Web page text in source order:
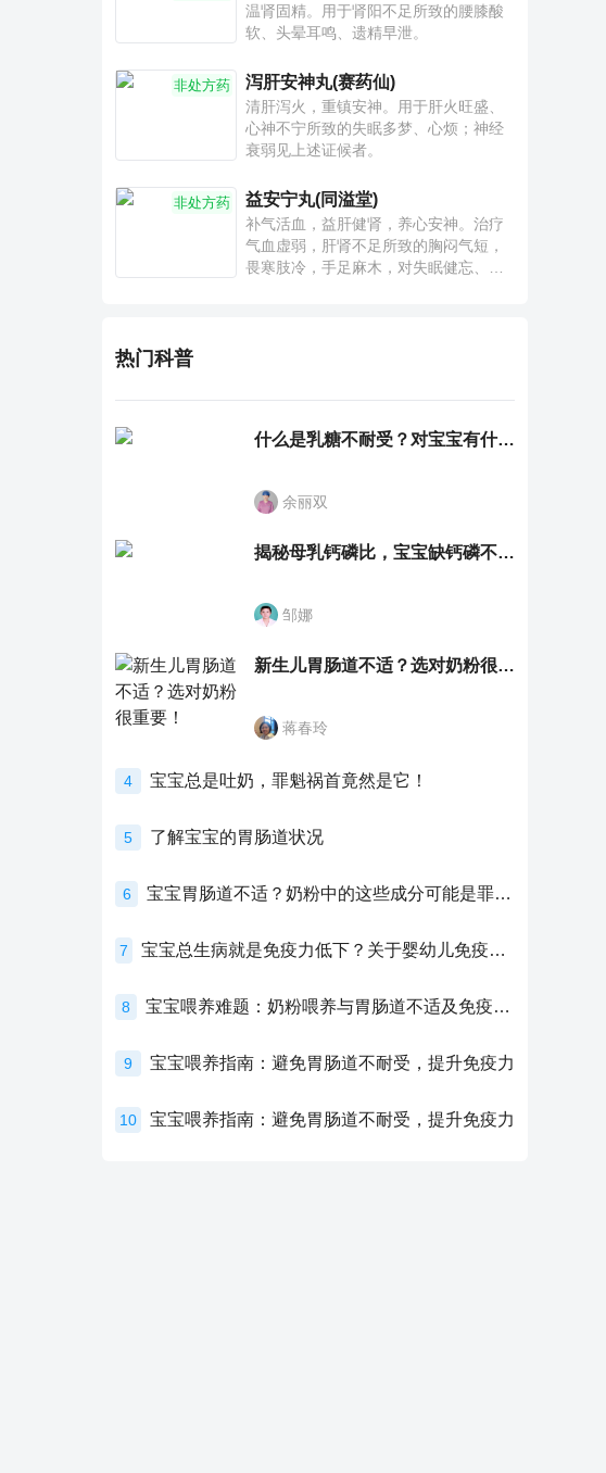
温肾固精。用于肾阳不足所致的腰膝酸
软、头晕耳鸣、遗精早泄。
非处方药 泻肝安神丸(赛药仙)
清肝泻火，重镇安神。用于肝火旺盛、
心神不宁所致的失眠多梦、心烦；神经
衰弱见上述证候者。
非处方药 益安宁丸(同溢堂)
补气活血，益肝健肾，养心安神。治疗
气血虚弱，肝肾不足所致的胸闷气短，
畏寒肢冷，手足麻木，对失眠健忘、神
热门科普
什么是乳糖不耐受？对宝宝有什么影响？
余丽双
揭秘母乳钙磷比，宝宝缺钙磷不再愁
邹娜
新生儿胃肠道不适？选对奶粉很重要！
蒋春玲
4 宝宝总是吐奶，罪魁祸首竟然是它！
5 了解宝宝的胃肠道状况
6 宝宝胃肠道不适？奶粉中的这些成分可能是罪魁祸首！
7 宝宝总生病就是免疫力低下？关于婴幼儿免疫力的真相，家长必须了解！
8 宝宝喂养难题：奶粉喂养与胃肠道不适及免疫力提升的奥秘
9 宝宝喂养指南：避免胃肠道不耐受，提升免疫力
10 宝宝喂养指南：避免胃肠道不耐受，提升免疫力